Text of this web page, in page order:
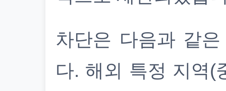
차단은 다음과 같
다. 해외 특정 지역(